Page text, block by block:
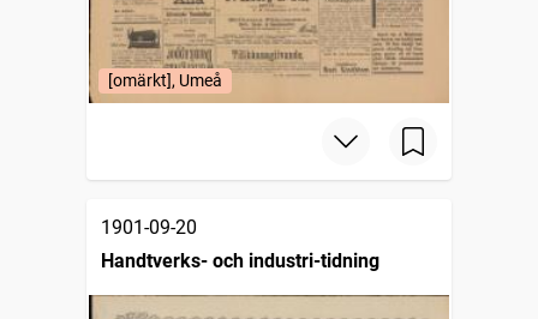
[omärkt], Umeå
1901-09-20
Handtverks- och industri-tidning